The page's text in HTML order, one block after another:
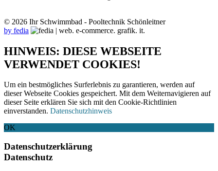
© 2026 Ihr Schwimmbad - Pooltechnik Schönleitner
by fedia
HINWEIS: DIESE WEBSEITE
VERWENDET COOKIES!
Um ein bestmögliches Surferlebnis zu garantieren, werden auf
dieser Webseite Cookies gespeichert. Mit dem Weiternavigieren auf
dieser Seite erklären Sie sich mit den Cookie-Richtlinien
einverstanden. Datenschutzhinweis
OK
Datenschutzerklärung
Datenschutz